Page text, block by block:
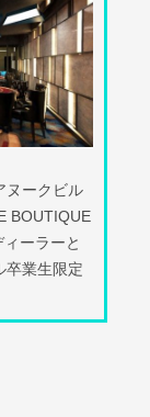
ヌークビル
BOUTIQUE
ーラーと
卒業生限定